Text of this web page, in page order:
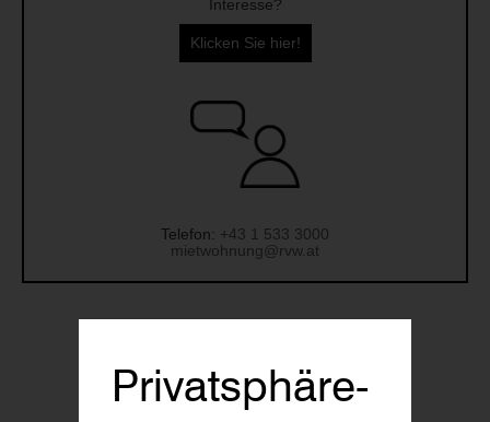
Interesse?
Klicken Sie hier!
Telefon: +43 1 533 3000
mietwohnung@rvw.at
33
Privatsphäre-